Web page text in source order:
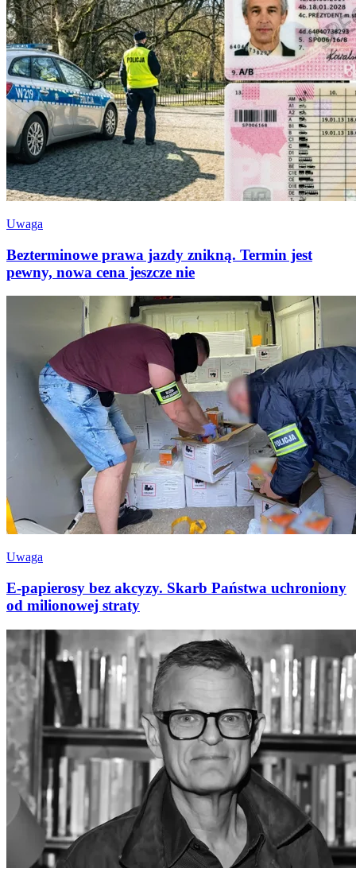
Uwaga
Bezterminowe prawa jazdy znikną. Termin jest
pewny, nowa cena jeszcze nie
Uwaga
E-papierosy bez akcyzy. Skarb Państwa uchroniony
od milionowej straty